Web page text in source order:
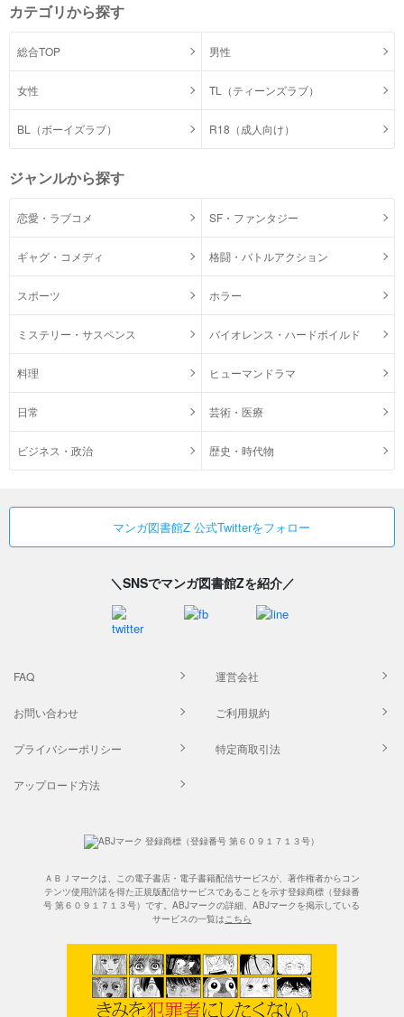
カテゴリから探す
総合TOP 男性
女性 TL（ティーンズラブ）
BL（ボーイズラブ） R18（成人向け）
ジャンルから探す
恋愛・ラブコメ SF・ファンタジー
ギャグ・コメディ 格闘・バトルアクション
スポーツ ホラー
ミステリー・サスペンス バイオレンス・ハードボイルド
料理 ヒューマンドラマ
日常 芸術・医療
ビジネス・政治 歴史・時代物
マンガ図書館Z 公式Twitterをフォロー
＼SNSでマンガ図書館Zを紹介／
FAQ 運営会社
お問い合わせ ご利用規約
プライバシーポリシー 特定商取引法
アップロード方法
ＡＢＪマークは、この電子書店・電子書籍配信サービスが、著作権者からコン
テンツ使用許諾を得た正規版配信サービスであることを示す登録商標（登録番
号 第６０９１７１３号）です。ABJマークの詳細、ABJマークを掲示している
サービスの一覧はこちら